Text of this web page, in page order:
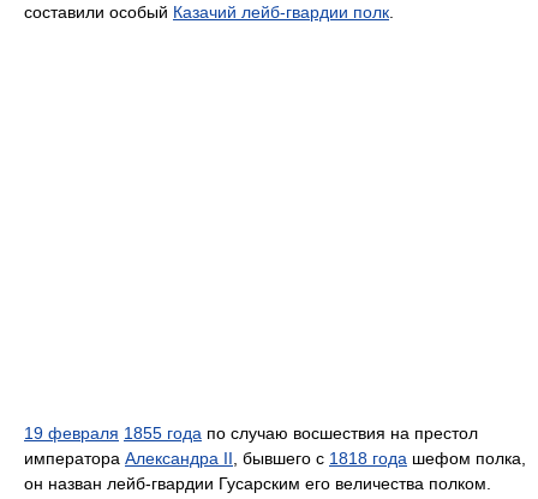
составили особый Казачий лейб-гвардии полк
19 февраля 1855 года по случаю восшествия на престол
императора Александра II , бывшего с 1818 года шефом полка,
он назван лейб-гвардии Гусарским его величества полком.